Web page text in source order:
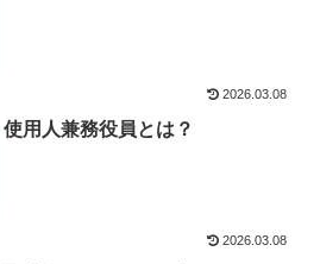
2026.03.08
使用人兼務役員とは？
2026.03.08